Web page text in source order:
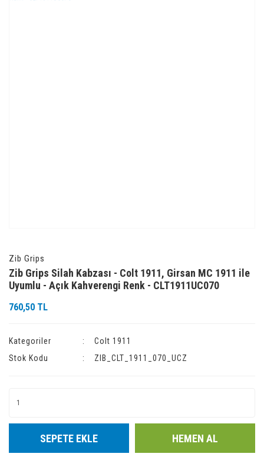
Zib Grips
Zib Grips Silah Kabzası - Colt 1911, Girsan MC 1911 ile
Uyumlu - Açık Kahverengi Renk - CLT1911UC070
760,50 TL
Kategoriler
Colt 1911
Stok Kodu
ZIB_CLT_1911_070_UCZ
SEPETE EKLE HEMEN AL